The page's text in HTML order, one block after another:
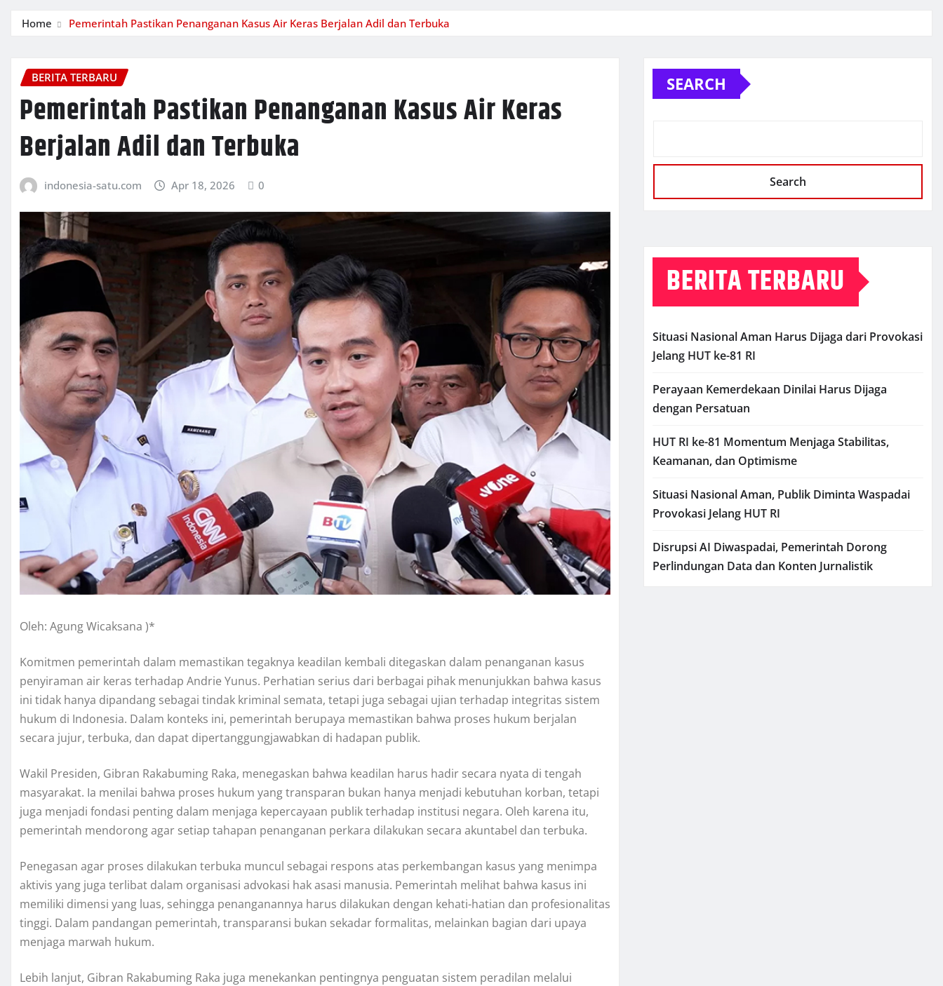
Home Pemerintah Pastikan Penanganan Kasus Air Keras Berjalan Adil dan Terbuka
BERITA TERBARU
Pemerintah Pastikan Penanganan Kasus Air Keras
Berjalan Adil dan Terbuka
indonesia-satu.com Apr 18, 2026 0
Oleh: Agung Wicaksana )*
Komitmen pemerintah dalam memastikan tegaknya keadilan kembali ditegaskan dalam penanganan kasus
penyiraman air keras terhadap Andrie Yunus. Perhatian serius dari berbagai pihak menunjukkan bahwa kasus
ini tidak hanya dipandang sebagai tindak kriminal semata, tetapi juga sebagai ujian terhadap integritas sistem
hukum di Indonesia. Dalam konteks ini, pemerintah berupaya memastikan bahwa proses hukum berjalan
secara jujur, terbuka, dan dapat dipertanggungjawabkan di hadapan publik.
Wakil Presiden, Gibran Rakabuming Raka, menegaskan bahwa keadilan harus hadir secara nyata di tengah
masyarakat. Ia menilai bahwa proses hukum yang transparan bukan hanya menjadi kebutuhan korban, tetapi
juga menjadi fondasi penting dalam menjaga kepercayaan publik terhadap institusi negara. Oleh karena itu,
pemerintah mendorong agar setiap tahapan penanganan perkara dilakukan secara akuntabel dan terbuka.
Penegasan agar proses dilakukan terbuka muncul sebagai respons atas perkembangan kasus yang menimpa
aktivis yang juga terlibat dalam organisasi advokasi hak asasi manusia. Pemerintah melihat bahwa kasus ini
memiliki dimensi yang luas, sehingga penanganannya harus dilakukan dengan kehati-hatian dan profesionalitas
tinggi. Dalam pandangan pemerintah, transparansi bukan sekadar formalitas, melainkan bagian dari upaya
menjaga marwah hukum.
Lebih lanjut, Gibran Rakabuming Raka juga menekankan pentingnya penguatan sistem peradilan melalui
SEARCH
Search
BERITA TERBARU
Situasi Nasional Aman Harus Dijaga dari Provokasi
Jelang HUT ke-81 RI
Perayaan Kemerdekaan Dinilai Harus Dijaga
dengan Persatuan
HUT RI ke-81 Momentum Menjaga Stabilitas,
Keamanan, dan Optimisme
Situasi Nasional Aman, Publik Diminta Waspadai
Provokasi Jelang HUT RI
Disrupsi AI Diwaspadai, Pemerintah Dorong
Perlindungan Data dan Konten Jurnalistik